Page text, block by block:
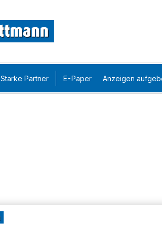
Starke Partner E-Paper Anzeigen